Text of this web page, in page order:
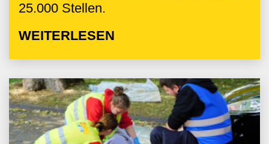
25.000 Stellen.
WEITERLESEN